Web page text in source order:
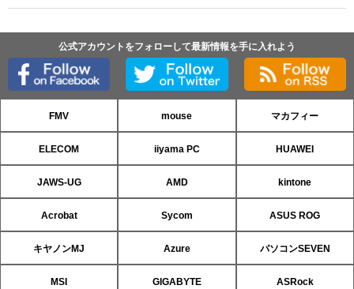
公式アカウントをフォローして最新情報を手に入れよう
FMV mouse マカフィー
ELECOM iiyama PC HUAWEI
JAWS-UG AMD kintone
Acrobat Sycom ASUS ROG
キヤノンMJ Azure パソコンSEVEN
MSI GIGABYTE ASRock